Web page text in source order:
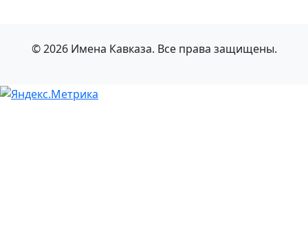
© 2026 Имена Кавказа. Все права защищены.